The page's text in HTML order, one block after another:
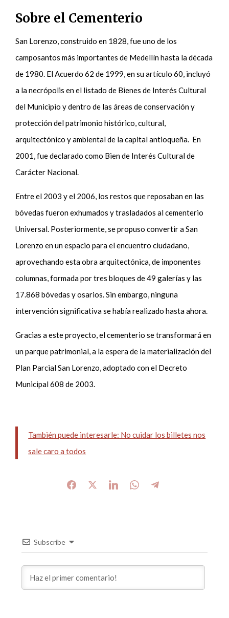
Sobre el Cementerio
San Lorenzo, construido en 1828, fue uno de los
camposantos más importantes de Medellín hasta la década
de 1980. El Acuerdo 62 de 1999, en su artículo 60, incluyó
a la necrópolis en el listado de Bienes de Interés Cultural
del Municipio y dentro de las áreas de conservación y
protección del patrimonio histórico, cultural,
arquitectónico y ambiental de la capital antioqueña. En
2001, fue declarado como Bien de Interés Cultural de
Carácter Nacional.
Entre el 2003 y el 2006, los restos que reposaban en las
bóvedas fueron exhumados y trasladados al cementerio
Universal. Posteriormente, se propuso convertir a San
Lorenzo en un espacio para el encuentro ciudadano,
aprovechando esta obra arquitectónica, de imponentes
columnas, formada por tres bloques de 49 galerías y las
17.868 bóvedas y osarios. Sin embargo, ninguna
intervención significativa se había realizado hasta ahora.
Gracias a este proyecto, el cementerio se transformará en
un parque patrimonial, a la espera de la materialización del
Plan Parcial San Lorenzo, adoptado con el Decreto
Municipal 608 de 2003.
También puede interesarle: No cuidar los billetes nos
sale caro a todos
Subscribe